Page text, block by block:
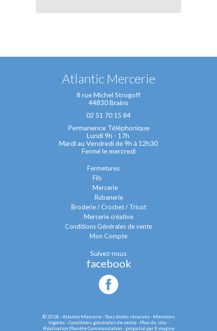
Atlantic Mercerie
8 rue Michel Strogoff
44830 Brains
02 51 70 15 84
Permanence Téléphonique
Lundi 9h - 17h
Mardi au Vendredi de 9h à 12h30
Fermé le mercredi
Fermetures
Fils
Mercerie
Rubanerie
Broderie / Crochet / Tricot
Mercerie créative
Conditions Générales de vente
Mon Compte
Suivez-nous
facebook
© 2018 - Atlantic Mercerie - Tous droits réservés - Mentions
légales-Conditions générales de vente- Plan du site-
Réalisation Planète Communication - propulsé par E-majine